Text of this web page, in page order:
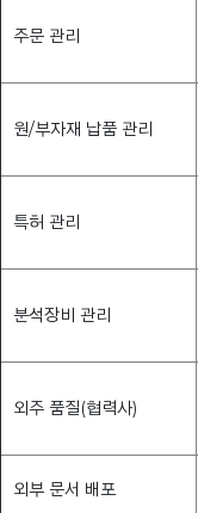
주문 관리
원/부자재 납품 관리
특허 관리
분석장비 관리
외주 품질(협력사)
외부 문서 배포